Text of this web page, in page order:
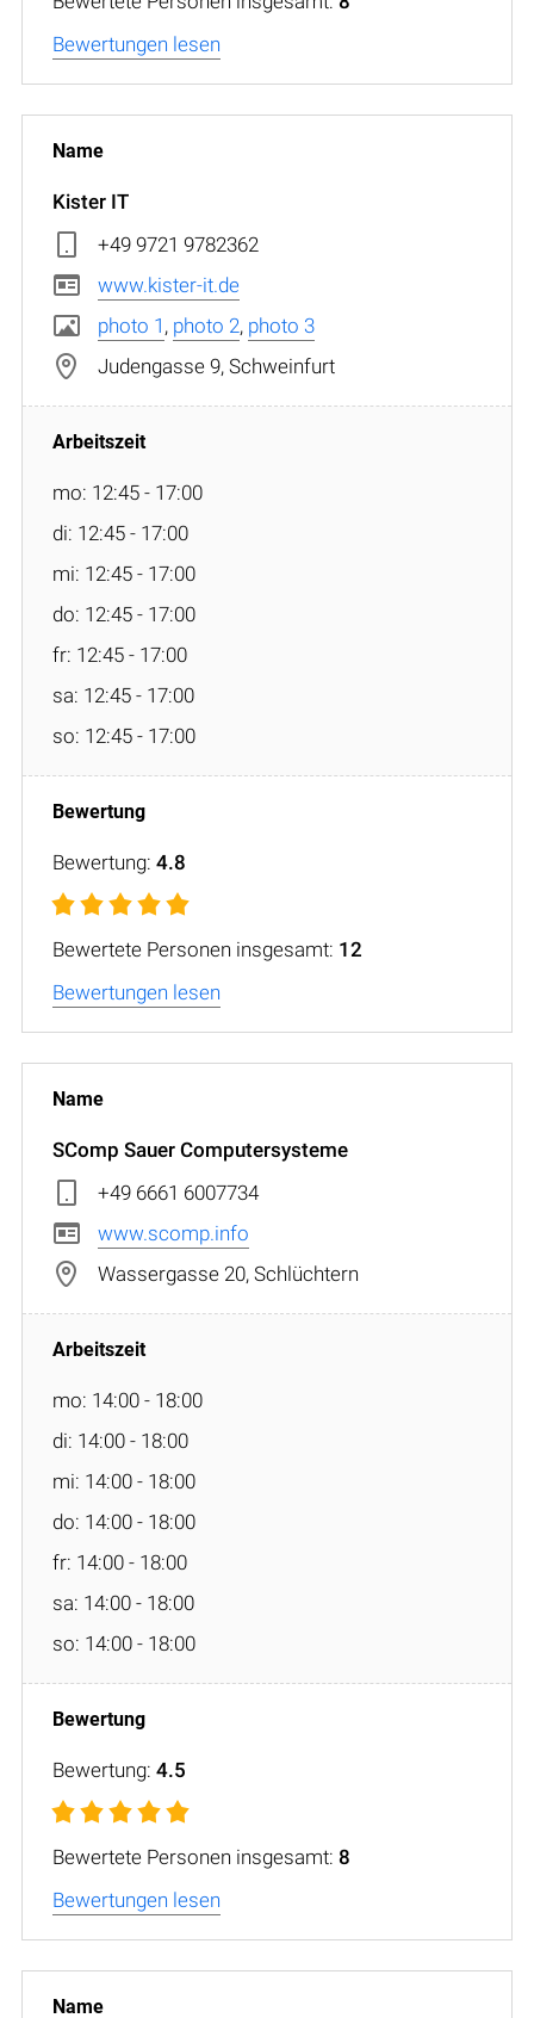
Bewertungen lesen
Kister IT
+49 9721 9782362
www.kister-it.de
photo 1 , photo 2, photo 3
Judengasse 9, Schweinfurt
mo: 12:45 - 17:00
di: 12:45 - 17:00
mi: 12:45 - 17:00
do: 12:45 - 17:00
fr: 12:45 - 17:00
sa: 12:45 - 17:00
so: 12:45 - 17:00
Bewertung: 4.8
Bewertete Personen insgesamt: 12
Bewertungen lesen
SComp Sauer Computersysteme
+49 6661 6007734
www.scomp.info
Wassergasse 20, Schlüchtern
mo: 14:00 - 18:00
di: 14:00 - 18:00
mi: 14:00 - 18:00
do: 14:00 - 18:00
fr: 14:00 - 18:00
sa: 14:00 - 18:00
so: 14:00 - 18:00
Bewertung: 4.5
Bewertete Personen insgesamt: 8
Bewertungen lesen